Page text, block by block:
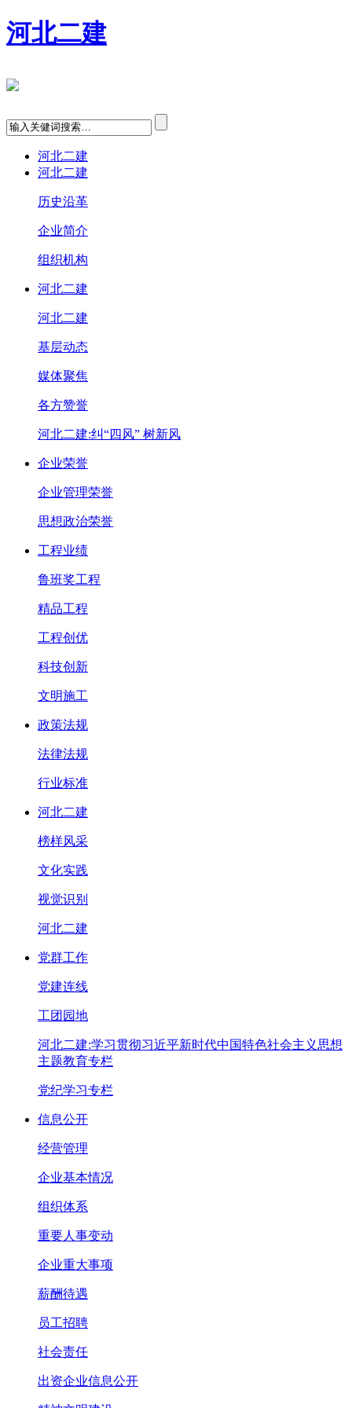
河北二建
河北二建
河北二建
历史沿革
企业简介
组织机构
河北二建
河北二建
基层动态
媒体聚焦
各方赞誉
河北二建:纠“四风” 树新风
企业荣誉
企业管理荣誉
思想政治荣誉
工程业绩
鲁班奖工程
精品工程
工程创优
科技创新
文明施工
政策法规
法律法规
行业标准
河北二建
榜样风采
文化实践
视觉识别
河北二建
党群工作
党建连线
工团园地
河北二建:学习贯彻习近平新时代中国特色社会主义思想
主题教育专栏
党纪学习专栏
信息公开
经营管理
企业基本情况
组织体系
重要人事变动
企业重大事项
薪酬待遇
员工招聘
社会责任
出资企业信息公开